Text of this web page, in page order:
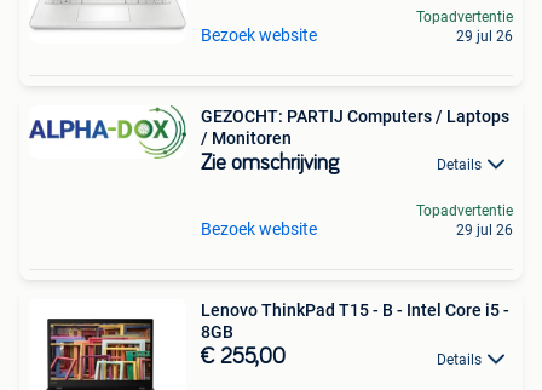
Bezoek website
Topadvertentie
29 jul 26
GEZOCHT: PARTIJ Computers / Laptops
/ Monitoren
Zie omschrijving Details
Bezoek website
Topadvertentie
29 jul 26
Lenovo ThinkPad T15 - B - Intel Core i5 -
8GB
€ 255,00 Details